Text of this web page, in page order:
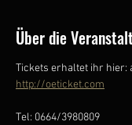
Über die
Tickets erhaltet ihr hier:
http://oeticket.com
Tel: 0664/3980809